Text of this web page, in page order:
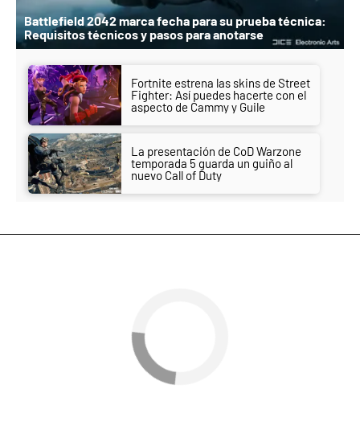
Battlefield 2042 marca fecha para su prueba técnica:
Requisitos técnicos y pasos para anotarse
Fortnite estrena las skins de Street
Fighter: Así puedes hacerte con el
aspecto de Cammy y Guile
La presentación de CoD Warzone
temporada 5 guarda un guiño al
nuevo Call of Duty